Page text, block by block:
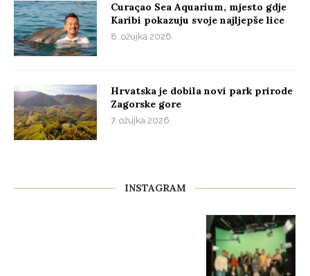
Curaçao Sea Aquarium, mjesto gdje
Karibi pokazuju svoje najljepše lice
8. ožujka 2026.
Hrvatska je dobila novi park prirode
Zagorske gore
7. ožujka 2026.
INSTAGRAM